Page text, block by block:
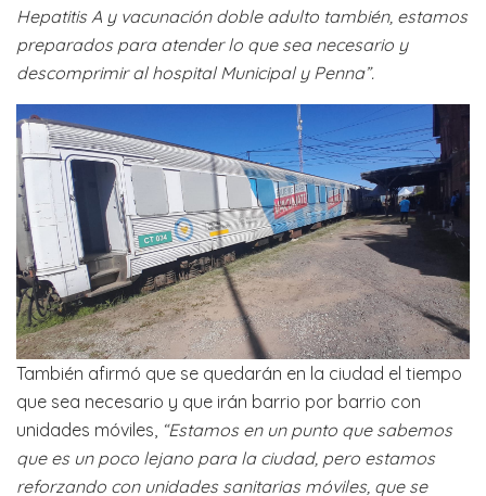
Hepatitis A y vacunación doble adulto también, estamos
preparados para atender lo que sea necesario y
descomprimir al hospital Municipal y Penna”.
También afirmó que se quedarán en la ciudad el tiempo
que sea necesario y que irán barrio por barrio con
unidades móviles, “Estamos en un punto que sabemos
que es un poco lejano para la ciudad, pero estamos
reforzando con unidades sanitarias móviles, que se